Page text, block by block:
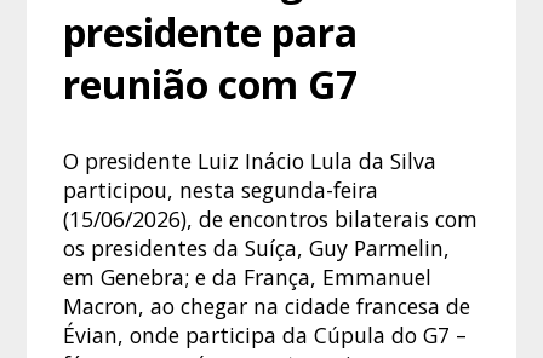
presidente para
reunião com G7
O presidente Luiz Inácio Lula da Silva
participou, nesta segunda-feira
(15/06/2026), de encontros bilaterais com
os presidentes da Suíça, Guy Parmelin,
em Genebra; e da França, Emmanuel
Macron, ao chegar na cidade francesa de
Évian, onde participa da Cúpula do G7 –